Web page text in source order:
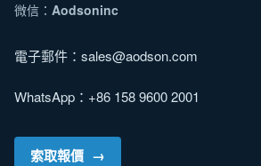
微信： Aodsoninc
電子郵件： sales@aodson.com
WhatsApp：+86 158 9600 2001
索取報價